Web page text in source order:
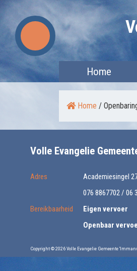
Skip
to
content
Home
Home /
Volle Evangelie
Adres
Academiesingel
076 8867702 / 06
Bereikbaarheid
Eigen vervoer
Openbaar
Copyright © 2026 Volle Evangelie Gemeente